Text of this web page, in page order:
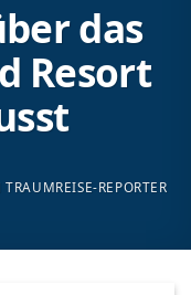
das
Resort
TRAUMREISE-REPORTER